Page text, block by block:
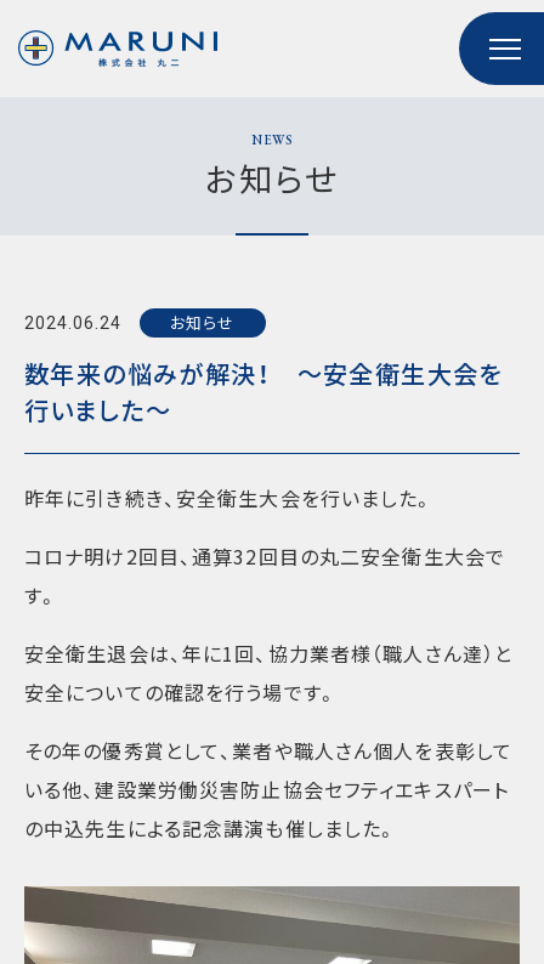
NEWS
お知らせ
2024.06.24 お知らせ
数年来の悩みが解決！ ～安全衛生大会を
行いました～
昨年に引き続き、安全衛生大会を行いました。
コロナ明け2回目、通算32回目の丸二安全衛生大会で
す。
安全衛生退会は、年に1回、協力業者様（職人さん達）と
安全についての確認を行う場です。
その年の優秀賞として、業者や職人さん個人を表彰して
いる他、建設業労働災害防止協会セフティエキスパート
の中込先生による記念講演も催しました。